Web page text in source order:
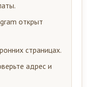
открыт
страницах.
адрес и